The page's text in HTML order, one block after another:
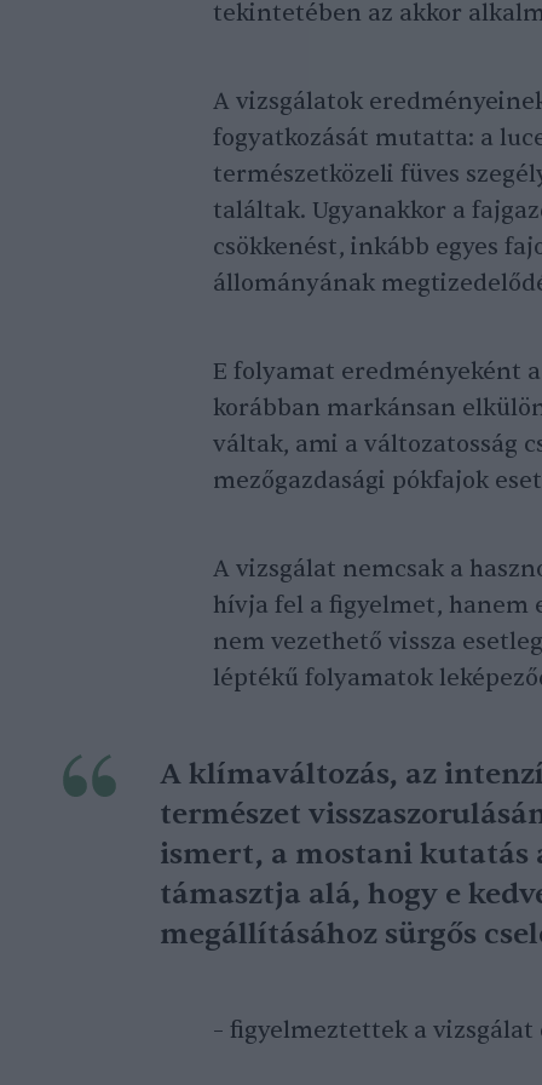
tekintetében az akkor
A vizsgálatok
fogyatkozását mutatta: a
természetközeli füves
találtak. Ugyanakkor a
csökkenést, inkább egyes
állományának
E folyamat eredményeként
korábban markánsan
váltak, ami a változatosság
mezőgazdasági pókfajok
A vizsgálat nemcsak a
hívja fel a figyelmet, hanem
nem vezethető vissza
léptékű folyamatok
A klímaváltozás, az
természet
ismert, a mostani kutatás
támasztja alá, hogy e
megállításához sürgős
– figyelmeztettek a